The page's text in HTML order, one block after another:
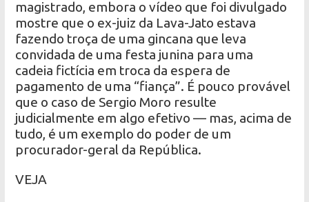
magistrado, embora o vídeo que foi divulgado
mostre que o ex-juiz da Lava-Jato estava
fazendo troça de uma gincana que leva
convidada de uma festa junina para uma
cadeia fictícia em troca da espera de
pagamento de uma “fiança”. É pouco provável
que o caso de Sergio Moro resulte
judicialmente em algo efetivo — mas, acima de
tudo, é um exemplo do poder de um
procurador-geral da República.
VEJA